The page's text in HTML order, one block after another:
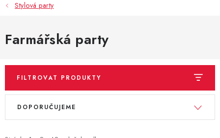
DEKORACE A VÝZDOBA
BALÓNKY
SVATEBNÍ DOPLŇKY
BARVY NA OBLIČEJ A VLASY
Stylová party
Farmářská party
FILTROVAT PRODUKTY
V
Ř
DOPORUČUJEME